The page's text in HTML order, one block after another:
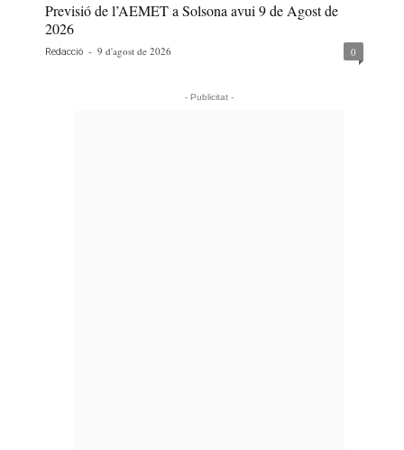
Previsió de l’AEMET a Solsona avui 9 de Agost de
2026
Redacció - 9 d'agost de 2026 0
- Publicitat -